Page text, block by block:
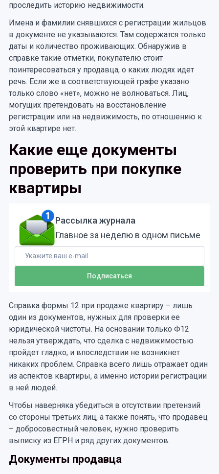
проследить историю недвижимости.
Имена и фамилии снявшихся с регистрации жильцов
в документе не указываются. Там содержатся только
даты и количество проживающих. Обнаружив в
справке такие отметки, покупателю стоит
поинтересоваться у продавца, о каких людях идет
речь. Если же в соответствующей графе указано
только слово «нет», можно не волноваться. Лиц,
могущих претендовать на восстановление
регистрации или на недвижимость, по отношению к
этой квартире нет.
Какие еще документы
проверить при покупке
квартиры
Рассылка журнала
Главное за неделю в одном письме
Справка формы 12 при продаже квартиру – лишь
один из документов, нужных для проверки ее
юридической чистоты. На основании только Ф12
нельзя утверждать, что сделка с недвижимостью
пройдет гладко, и впоследствии не возникнет
никаких проблем. Справка всего лишь отражает один
из аспектов квартиры, а именно истории регистрации
в ней людей.
Чтобы наверняка убедиться в отсутствии претензий
со стороны третьих лиц, а также понять, что продавец
– добросовестный человек, нужно проверить
выписку из ЕГРН и ряд других документов.
Документы продавца